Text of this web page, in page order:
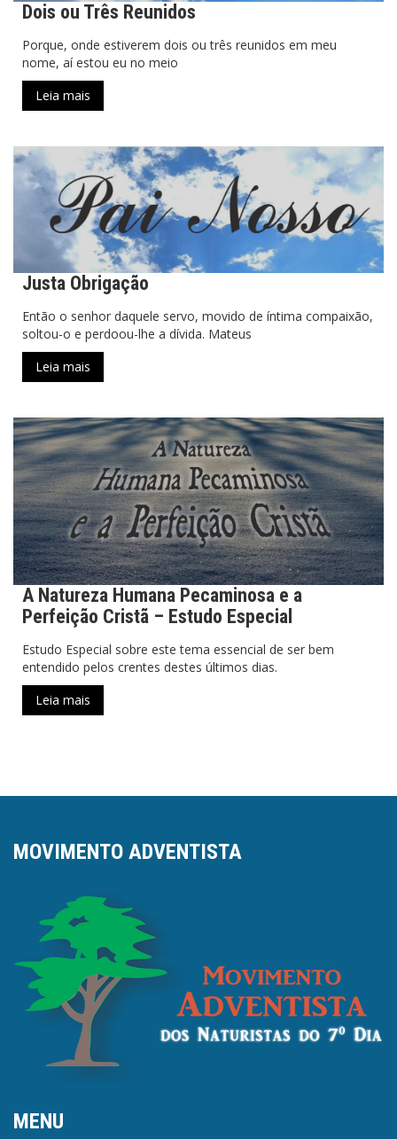
Dois ou Três Reunidos
Porque, onde estiverem dois ou três reunidos em meu
nome, aí estou eu no meio
Leia mais
Justa Obrigação
Então o senhor daquele servo, movido de íntima compaixão,
soltou-o e perdoou-lhe a dívida. Mateus
Leia mais
A Natureza Humana Pecaminosa e a
Perfeição Cristã – Estudo Especial
Estudo Especial sobre este tema essencial de ser bem
entendido pelos crentes destes últimos dias.
Leia mais
MOVIMENTO ADVENTISTA
MENU